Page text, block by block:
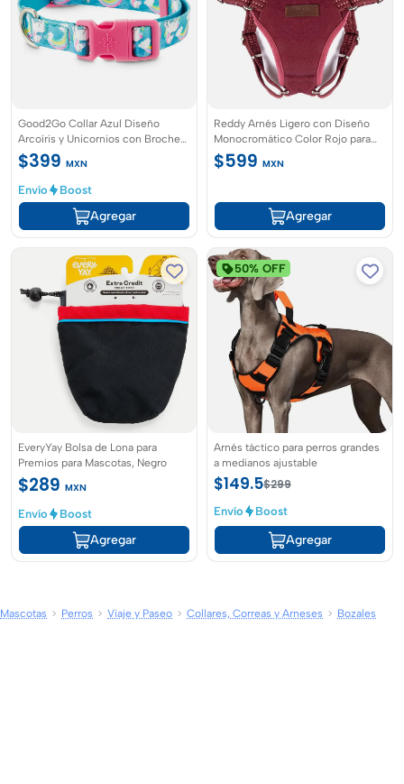
Good2Go Collar Azul Diseño
Arcoíris y Unicornios con Broche
Rosa para Perro
$399 MXN
Envío
Boost
Agregar
Reddy Arnés Ligero con Diseño
Monocromático Color Rojo para
Perro, M - Tamaño CH
$599 MXN
Agregar
EveryYay Bolsa de Lona para
Premios para Mascotas, Negro
$289 MXN
Envío
Boost
Agregar
50% OFF
Arnés táctico para perros grandes
a medianos ajustable
$149.5$299
Envío Boost
Agregar
Mascotas Perros Viaje y Paseo Collares, Correas y Arneses Bozales